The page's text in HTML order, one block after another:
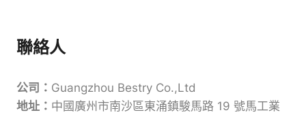
聯絡人
公司： Guangzhou Bestry Co.,Ltd
地址： 中國廣州市南沙區東涌鎮駿馬路 19 號馬工業